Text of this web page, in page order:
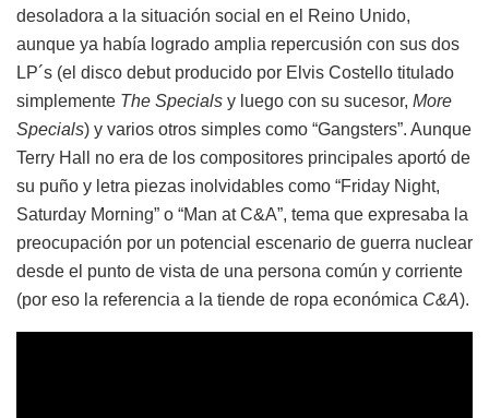
desoladora a la situación social en el Reino Unido,
aunque ya había logrado amplia repercusión con sus dos
LP´s (el disco debut producido por Elvis Costello titulado
simplemente The Specials y luego con su sucesor, More
Specials) y varios otros simples como “Gangsters”. Aunque
Terry Hall no era de los compositores principales aportó de
su puño y letra piezas inolvidables como “Friday Night,
Saturday Morning” o “Man at C&A”, tema que expresaba la
preocupación por un potencial escenario de guerra nuclear
desde el punto de vista de una persona común y corriente
(por eso la referencia a la tiende de ropa económica C&A).